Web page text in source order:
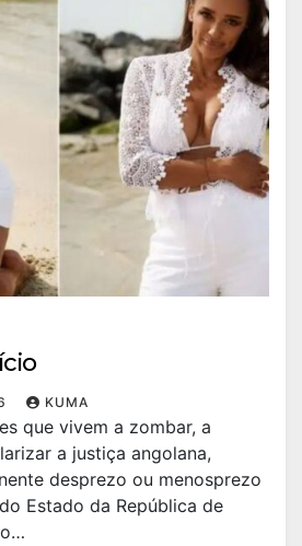
KUMA
que vivem a zombar, a
a justiça angolana,
desprezo ou menosprezo
Estado da República de